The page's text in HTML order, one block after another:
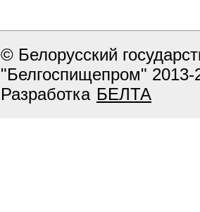
© Белорусский
"Белгоспищепром" 2013-
Разработка БЕЛТА